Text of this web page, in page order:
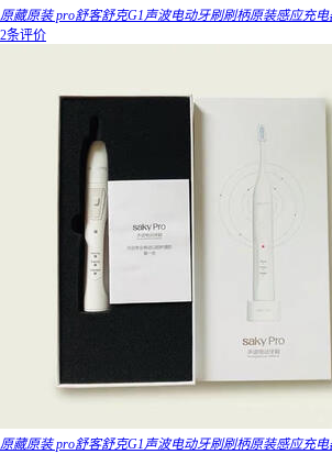
原藏原装 pro舒客舒克G1声波电动牙刷刷柄原装感应充电
2条评价
原藏原装 pro舒客舒克G1声波电动牙刷刷柄原装感应充